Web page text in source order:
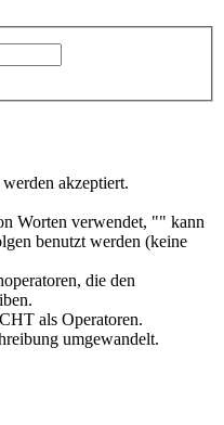
akzeptiert.
Worten verwendet, "" kann
benutzt werden (keine
die den
als Operatoren.
umgewandelt.